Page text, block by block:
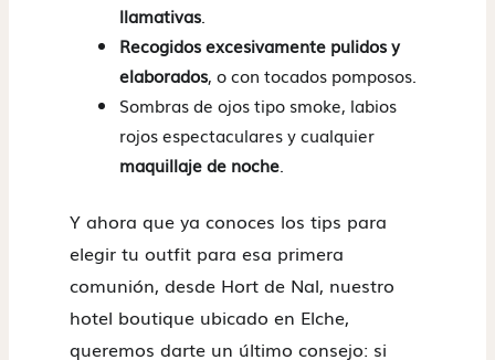
llamativas.
Recogidos excesivamente pulidos y
elaborados, o con tocados pomposos.
Sombras de ojos tipo smoke, labios
rojos espectaculares y cualquier
maquillaje de noche.
Y ahora que ya conoces los tips para
elegir tu outfit para esa primera
comunión, desde Hort de Nal, nuestro
hotel boutique ubicado en Elche,
queremos darte un último consejo: si